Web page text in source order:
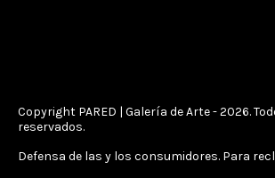
Copyright PARED | Galería de Arte - 2026.
reservados.
Defensa de las y los consumidores. Para